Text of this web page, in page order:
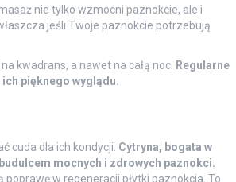
nie tylko wzmocni paznokcie, ale i
jeśli Twoje paznokcie potrzebują
kwadrans, a nawet na całą noc. Regularne
pięknego wyglądu.
cuda dla ich kondycji. Cytryna, bogata w
mocnych i zdrowych paznokci.
w regeneracji płytki paznokcia. To